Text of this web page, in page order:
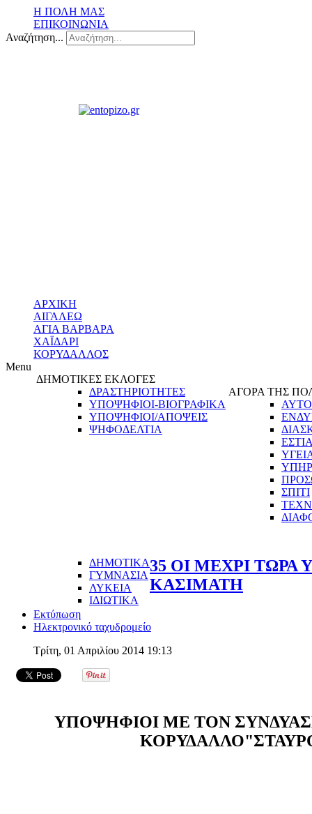
Η ΠΟΛΗ ΜΑΣ
ΕΠΙΚΟΙΝΩΝΙΑ
Αναζήτηση...
ΑΡΧΙΚΗ
ΑΙΓΑΛΕΩ
ΑΓΙΑ ΒΑΡΒΑΡΑ
ΧΑΪΔΑΡΙ
ΚΟΡΥΔΑΛΛΟΣ
Menu
ΔΗΜΟΤΙΚΕΣ ΕΚΛΟΓΕΣ
ΔΡΑΣΤΗΡΙΟΤΗΤΕΣ
ΥΠΟΨΗΦΙΟΙ-ΒΙΟΓΡΑΦΙΚΑ
ΥΠΟΨΗΦΙΟΙ/ΑΠΟΨΕΙΣ
ΨΗΦΟΔΕΛΤΙΑ
ΑΓΟΡΑ ΤΗΣ
ΣΠΙΤΙ
ΔΗΜΟΤΙΚΑ
ΓΥΜΝΑΣΙΑ
ΛΥΚΕΙΑ
ΙΔΙΩΤΙΚΑ
35 ΟΙ ΜΕΧΡΙ
ΚΑΣΙΜΑΤΗ
Εκτύπωση
Ηλεκτρονικό ταχυδρομείο
Τρίτη, 01 Απριλίου 2014 19:13
ΥΠΟΨΗΦΙΟΙ ΜΕ ΤΟΝ